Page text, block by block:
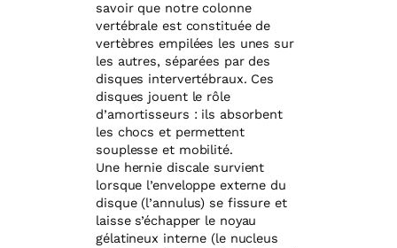
savoir que notre colonne
vertébrale est constituée de
vertèbres empilées les unes sur
les autres, séparées par des
disques intervertébraux. Ces
disques jouent le rôle
d’amortisseurs : ils absorbent
les chocs et permettent
souplesse et mobilité.
Une hernie discale survient
lorsque l’enveloppe externe du
disque (l’annulus) se fissure et
laisse s’échapper le noyau
gélatineux interne (le nucleus